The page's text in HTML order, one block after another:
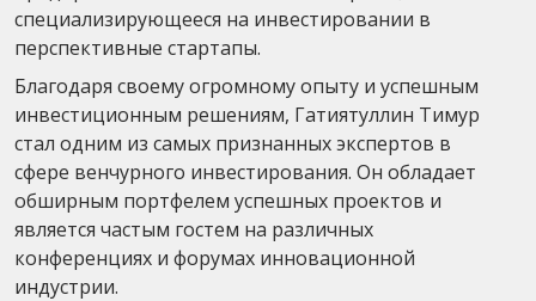
специализирующееся на инвестировании в
перспективные стартапы.
Благодаря своему огромному опыту и успешным
инвестиционным решениям, Гатиятуллин Тимур
стал одним из самых признанных экспертов в
сфере венчурного инвестирования. Он обладает
обширным портфелем успешных проектов и
является частым гостем на различных
конференциях и форумах инновационной
индустрии.